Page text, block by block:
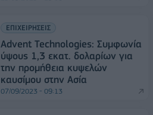
ΕΠΙΧΕΙΡΗΣΕΙΣ
Advent Technologies: Συμφωνία
ύψους 1,3 εκατ. δολαρίων για
την προμήθεια κυψελών
καυσίμου στην Ασία
07/09/2023 - 09:13